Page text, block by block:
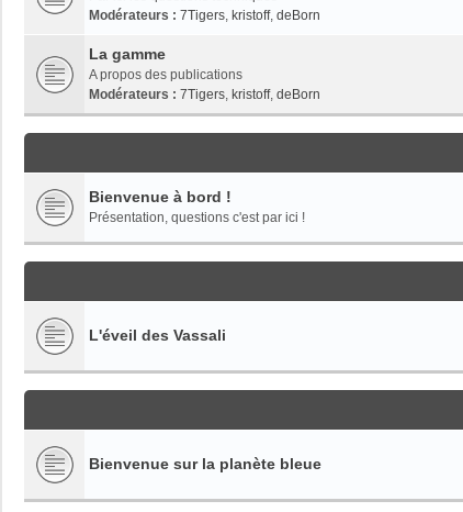
Modérateurs : 7Tigers, kristoff, deBorn
La gamme
A propos des publications
Modérateurs : 7Tigers, kristoff, deBorn
Bienvenue à bord !
Présentation, questions c'est par ici !
L'éveil des Vassali
Bienvenue sur la planète bleue